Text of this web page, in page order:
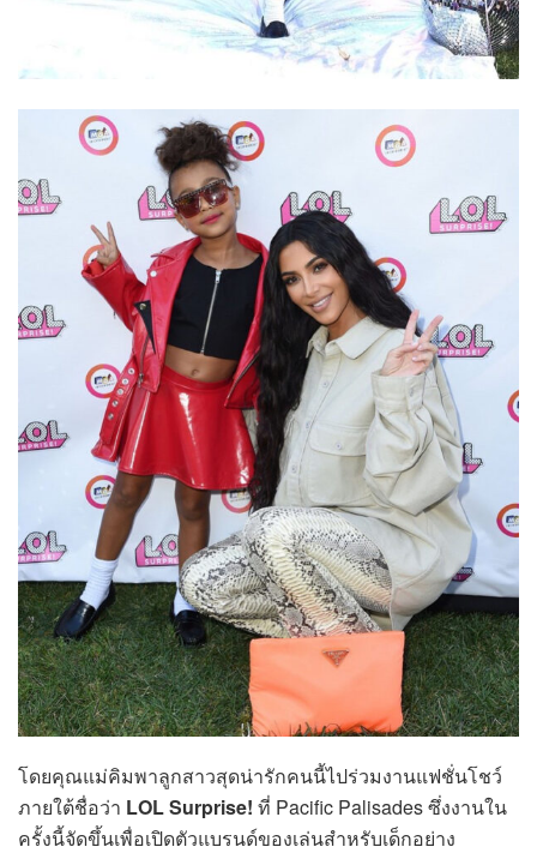
โดยคุณแม่คิมพาลูกสาวสุดน่ารักคนนี้ไปร่วมงานแฟชั่นโชว์
ภายใต้ชื่อว่า LOL Surprise! ที่ Pacific Palisades ซึ่งงานใน
ครั้งนี้จัดขึ้นเพื่อเปิดตัวแบรนด์ของเล่นสำหรับเด็กอย่าง